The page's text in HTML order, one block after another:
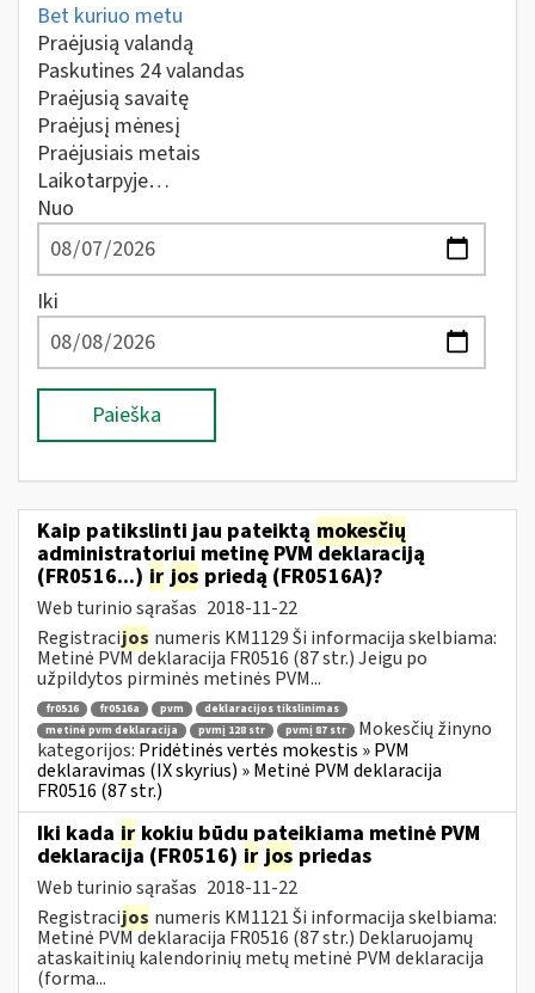
Bet kuriuo metu
Praėjusią valandą
Paskutines 24 valandas
Praėjusią savaitę
Praėjusį mėnesį
Praėjusiais metais
Laikotarpyje…
Nuo
Iki
Paieška
Kaip patikslinti jau pateiktą mokesčių
administratoriui metinę PVM deklaraciją
(FR0516...) ir jos priedą (FR0516A)?
Web turinio sąrašas 2018-11-22
Registracijos numeris KM1129 Ši informacija skelbiama:
Metinė PVM deklaracija FR0516 (87 str.) Jeigu po
užpildytos pirminės metinės PVM...
fr0516 fr0516a pvm
deklaracijos tikslinimas
metinė pvm deklaracija
pvmį 128 str pvmį 87 str
Mokesčių žinyno
kategorijos: Pridėtinės vertės mokestis » PVM
deklaravimas (IX skyrius) » Metinė PVM deklaracija
FR0516 (87 str.)
Iki kada ir kokiu būdu pateikiama metinė PVM
deklaracija (FR0516) ir jos priedas
Web turinio sąrašas 2018-11-22
Registracijos numeris KM1121 Ši informacija skelbiama:
Metinė PVM deklaracija FR0516 (87 str.) Deklaruojamų
ataskaitinių kalendorinių metų metinė PVM deklaracija
(forma...